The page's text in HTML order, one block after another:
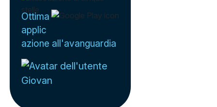
Ottima
applic
azione all'avanguardia
Giovan